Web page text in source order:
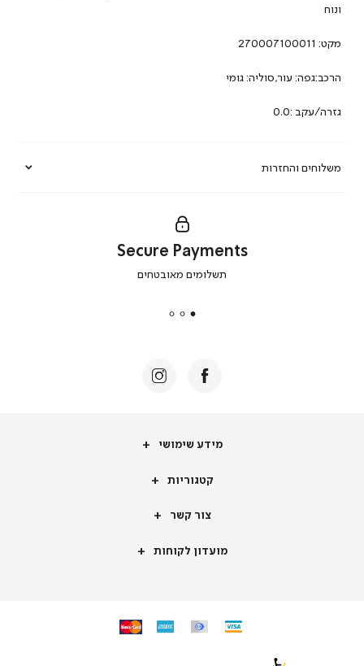
משלוחים והחזרות
ונוח
מקט: 270007100011
הרכב:גפה: עור,סוליה: גומי
גזרה/עקב :0.0
secure
Secure Payments
תשלומים מאובטחים
מידע
מידע שימושי
קטגוריותקטגוריות
צור
צור קשר
מועדון
מועדון לקוחות